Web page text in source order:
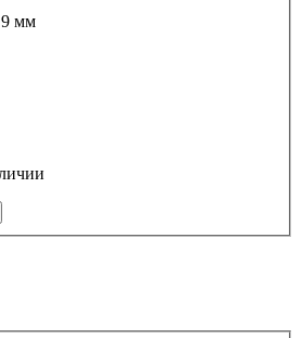
9 мм